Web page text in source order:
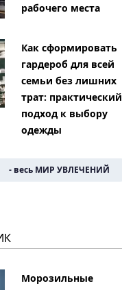
рабочего места
Как сформировать
гардероб для всей
семьи без лишних
трат: практический
подход к выбору
одежды
- весь МИР УВЛЕЧЕНИЙ
Морозильные